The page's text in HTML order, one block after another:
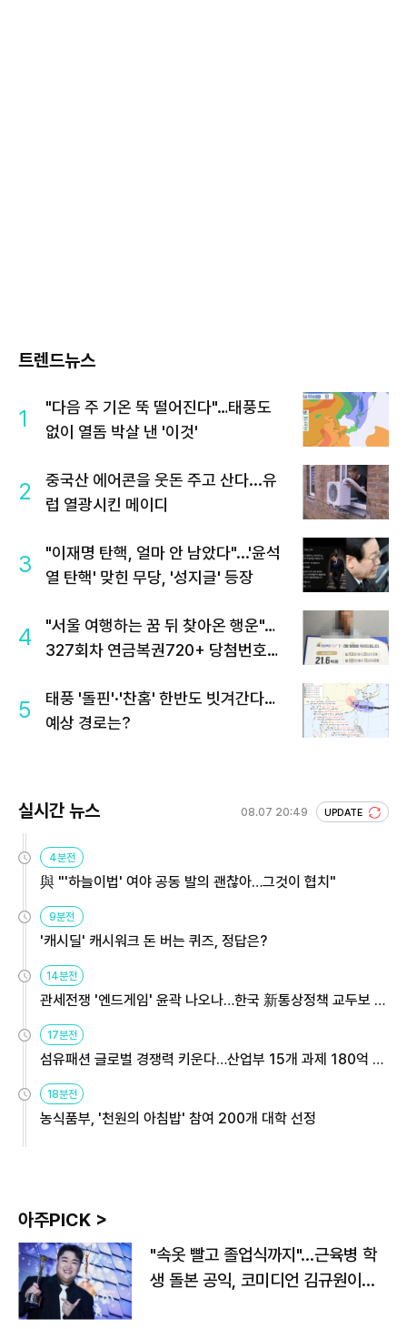
트렌드뉴스
1
"다음 주 기온 뚝 떨어진다"…태풍도
없이 열돔 박살 낸 '이것'
2
중국산 에어콘을 웃돈 주고 산다...유
럽 열광시킨 메이디
3
"이재명 탄핵, 얼마 안 남았다"...'윤석
열 탄핵' 맞힌 무당, '성지글' 등장
4
"서울 여행하는 꿈 뒤 찾아온 행운"…
327회차 연금복권720+ 당첨번호조
5
태풍 '돌핀'·'찬홈' 한반도 빗겨간다…
예상 경로는?
실시간 뉴스 08.07 20:49 UPDATE
4분전
與 "'하늘이법' 여야 공동 발의 괜찮아…그것이 협치"
9분전
'캐시딜' 캐시워크 돈 버는 퀴즈, 정답은?
14분전
관세전쟁 '엔드게임' 윤곽 나오나…한국 新통상정책 교두보 활
17분전
섬유패션 글로벌 경쟁력 키운다…산업부 15개 과제 180억 지
18분전
농식품부, '천원의 아침밥' 참여 200개 대학 선정
아주PICK >
"속옷 빨고 졸업식까지"…근육병 학
생 돌본 공익, 코미디언 김규원이었